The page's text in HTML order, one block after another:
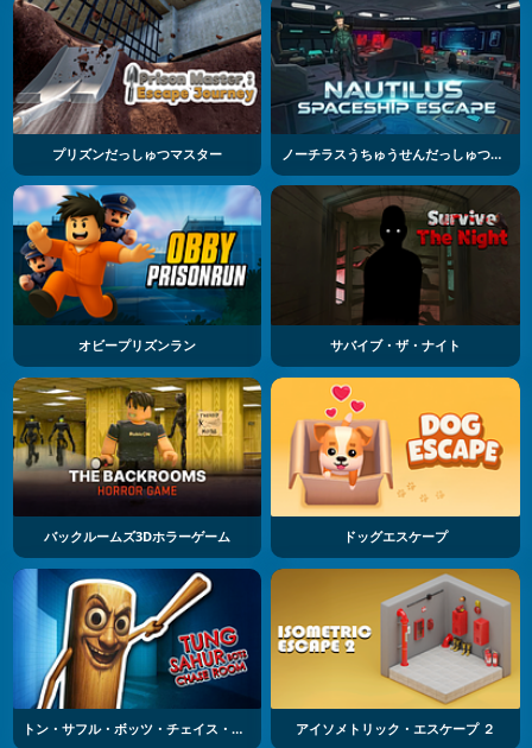
プリズンだっしゅつマスター ノーチラスうちゅうせんだっしゅつパズル
オビープリズンラン サバイブ・ザ・ナイト
バックルームズ3Dホラーゲーム ドッグエスケープ
トン・サフル・ボッツ・チェイス・ルーム アイソメトリック・エスケープ ２